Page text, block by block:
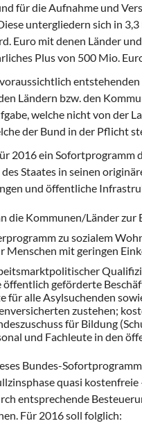
für die Aufnahme und
untergliedern sich in
Euro mit denen Länder
Plus von 500 Mio.
Ländern bzw. den
welche nicht von der
der Bund in der Pflicht
2016 ein Sofortprogramm
Staates in seinen
und öffentliche
die Kommunen/Länder
zu sozialem
Menschen mit geringen
öffentlich geförderte
für alle Asylsuchenden
zustehen;
für Bildung
und Fachleute in den
Bundes-
quasi
entsprechende
Für 2016 soll folglich: